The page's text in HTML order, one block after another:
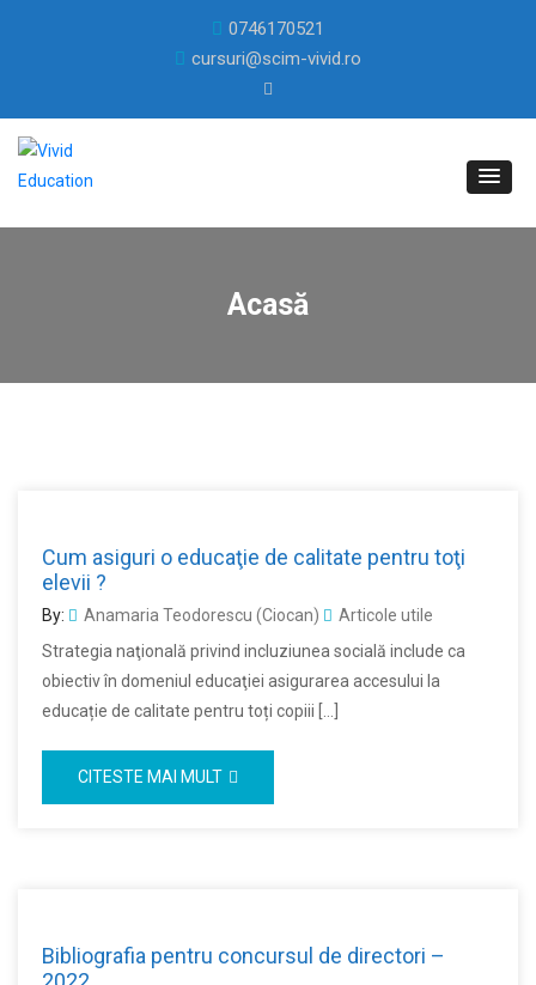
0746170521
cursuri@scim-vivid.ro
Acasă
Cum asiguri o educaţie de calitate pentru toţi
elevii ?
By: Anamaria Teodorescu (Ciocan)
Articole utile
Strategia naţională privind incluziunea socială include ca
obiectiv în domeniul educaţiei asigurarea accesului la
educație de calitate pentru toți copiii […]
CITESTE MAI MULT
Bibliografia pentru concursul de directori –